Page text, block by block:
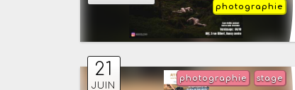
photographie
21
JUIN
stage
photographie